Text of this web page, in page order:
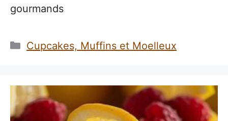
gourmands
Catégories
Cupcakes, Muffins et Moelleux